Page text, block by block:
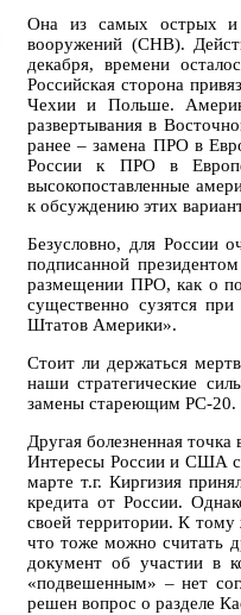
Она из самых острых и
вооружений (СНВ).
декабря, времени
Российская сторона
Чехии и Польше.
развертывания в
ранее – замена ПРО в
России к ПРО в Европе
высокопоставленные
к обсуждению этих
Безусловно, для России
подписанной
размещении ПРО, как о
существенно сузятся
Штатов Америки».
Стоит ли держаться
наши стратегические
замены стареющим РС-20.
Другая болезненная
Интересы России и США
марте т.г. Киргизия
кредита от России.
своей территории. К тому
что тоже можно считать
документ об участии в
«подвешенным» – нет
решен вопрос о разделе